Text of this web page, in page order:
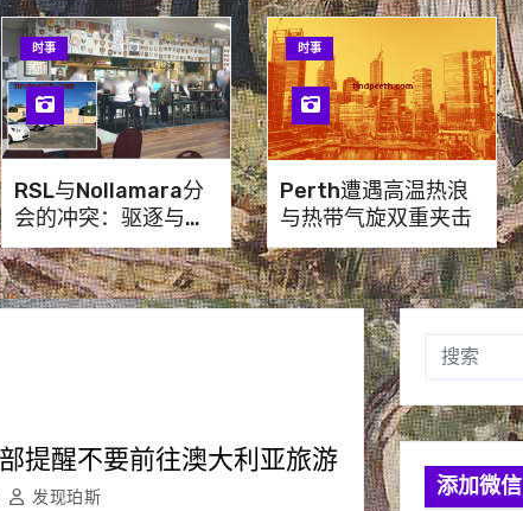
时事
RSL与Nollamara分
会的冲突：驱逐与法
律对峙
时事
Perth遭遇高温热浪
与热带气旋双重夹击
提醒不要前往澳大利亚旅游
发现珀斯 添加微信